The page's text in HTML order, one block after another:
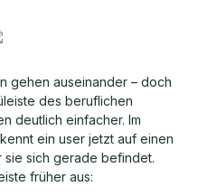
gehen auseinander – doch
des beruflichen
deutlich einfacher. Im
ein user jetzt auf einen
sie sich gerade befindet.
früher aus: